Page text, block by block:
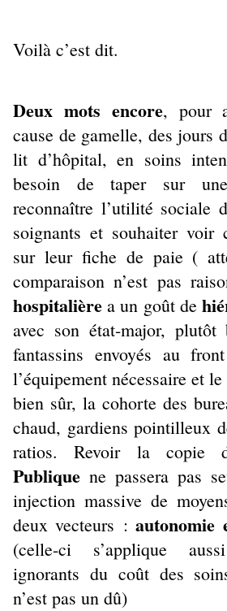
Voilà c’est dit.
Deux mots encore, pour
cause de gamelle, des jours
lit d’hôpital, en soins
besoin de taper sur
reconnaître l’utilité sociale
soignants et souhaiter voir
sur leur fiche de paie (
comparaison n’est pas
hospitalière a un goût de
avec son état-major, plutôt
fantassins envoyés au
l’équipement nécessaire et
bien sûr, la cohorte des
chaud, gardiens pointilleux
ratios. Revoir la copie
Publique ne passera pas
injection massive de
deux vecteurs :autonomie
(celle-ci s’applique
ignorants du coût des
n’est pas un dû)